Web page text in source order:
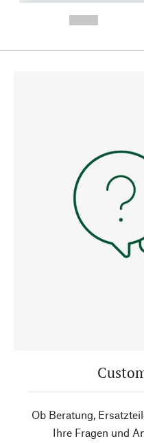
Ob Beratung,
Ihre Fragen und